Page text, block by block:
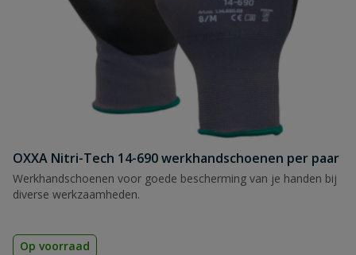
OXXA Nitri-Tech 14-690 werkhandschoenen per paar
Werkhandschoenen voor goede bescherming van je handen bij
diverse werkzaamheden.
Op voorraad